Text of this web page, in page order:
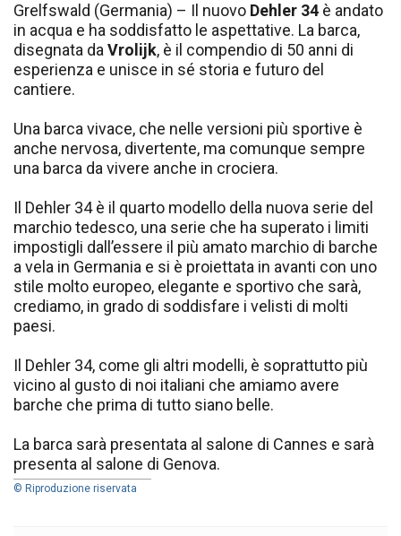
Grelfswald (Germania) – Il nuovo Dehler 34 è andato
in acqua e ha soddisfatto le aspettative. La barca,
disegnata da Vrolijk, è il compendio di 50 anni di
esperienza e unisce in sé storia e futuro del
cantiere.
Una barca vivace, che nelle versioni più sportive è
anche nervosa, divertente, ma comunque sempre
una barca da vivere anche in crociera.
Il Dehler 34 è il quarto modello della nuova serie del
marchio tedesco, una serie che ha superato i limiti
impostigli dall’essere il più amato marchio di barche
a vela in Germania e si è proiettata in avanti con uno
stile molto europeo, elegante e sportivo che sarà,
crediamo, in grado di soddisfare i velisti di molti
paesi.
Il Dehler 34, come gli altri modelli, è soprattutto più
vicino al gusto di noi italiani che amiamo avere
barche che prima di tutto siano belle.
La barca sarà presentata al salone di Cannes e sarà
presenta al salone di Genova.
© Riproduzione riservata